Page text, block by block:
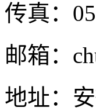
传真：
邮箱：
地址：